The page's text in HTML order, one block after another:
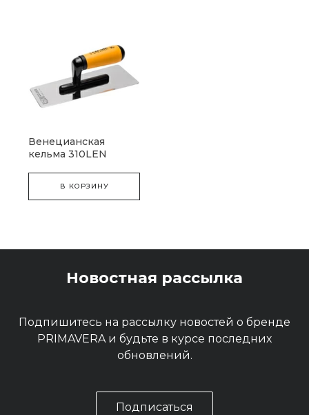
Венецианская
кельма 310LEN
В КОРЗИНУ
Новостная рассылка
Подпишитесь на рассылку новостей о бренде
PRIMAVERA и будьте в курсе последних
обновлений.
Подписаться